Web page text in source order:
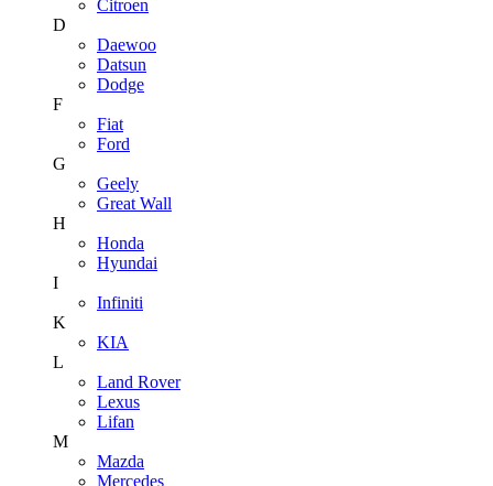
Citroen
D
Daewoo
Datsun
Dodge
F
Fiat
Ford
G
Geely
Great Wall
H
Honda
Hyundai
I
Infiniti
K
KIA
L
Land Rover
Lexus
Lifan
M
Mazda
Mercedes